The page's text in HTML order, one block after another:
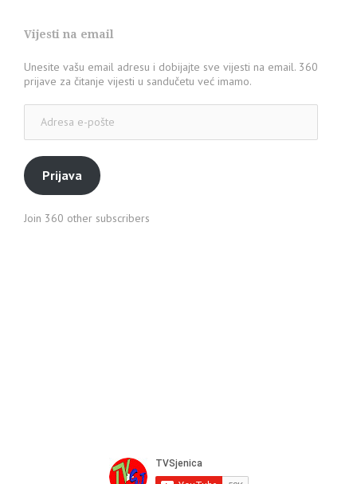
Vijesti na email
Unesite vašu email adresu i dobijajte sve vijesti na email. 360
prijave za čitanje vijesti u sandučetu već imamo.
pošte
Prijava
Join 360 other subscribers